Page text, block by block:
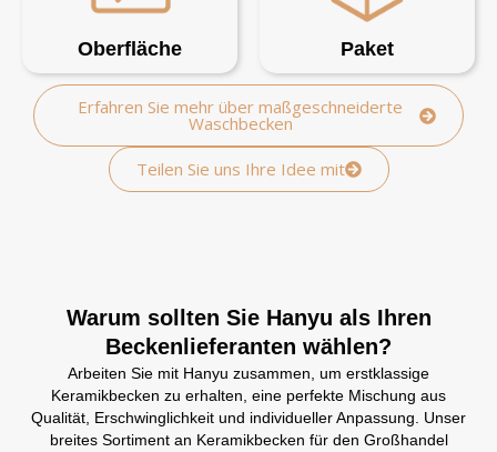
Oberfläche Paket
Erfahren Sie mehr über maßgeschneiderte
Waschbecken
Teilen Sie uns Ihre Idee mit
Warum sollten Sie Hanyu als Ihren
Beckenlieferanten wählen?
Arbeiten Sie mit Hanyu zusammen, um erstklassige
Keramikbecken zu erhalten, eine perfekte Mischung aus
Qualität, Erschwinglichkeit und individueller Anpassung. Unser
breites Sortiment an Keramikbecken für den Großhandel